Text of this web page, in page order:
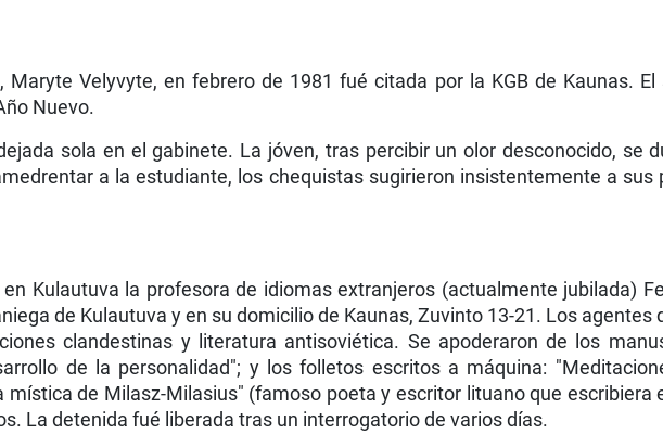
Maryte Velyvyte, en febrero de 1981 fué citada por la KGB de Kaunas.
Nuevo.
sola en el gabinete. La jóven, tras percibir un olor desconocido, se
a la estudiante, los chequistas sugirieron insistentemente a sus
Kulautuva la profesora de idiomas extranjeros (actualmente jubilada)
de Kulautuva y en su domicilio de Kaunas, Zuvinto 13-21. Los agentes
clandestinas y literatura antisovié­tica. Se apoderaron de los
de la personalidad"; y los folletos escritos a máquina:
de Milasz-Milasius" (famoso poeta y escritor lituano que escribiera
La detenida fué liberada tras un interrogatorio de varios días.